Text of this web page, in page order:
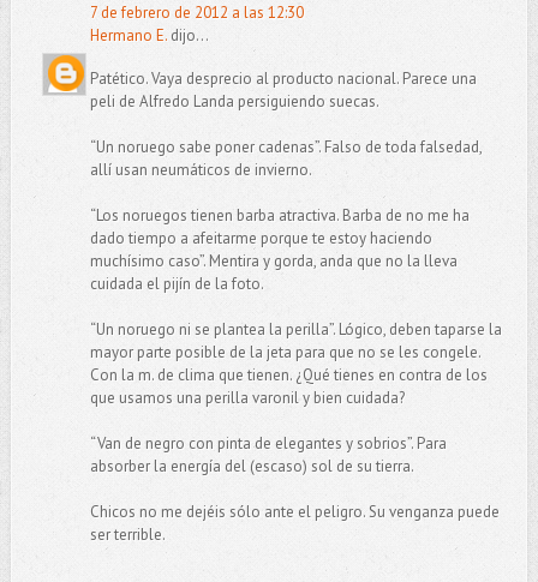
7 de febrero de 2012 a las 12:30
Hermano E.dijo...
Patético. Vaya desprecio al producto nacional. Parece una
peli de Alfredo Landa persiguiendo suecas.
“Un noruego sabe poner cadenas”. Falso de toda falsedad,
allí usan neumáticos de invierno.
“Los noruegos tienen barba atractiva. Barba de no me ha
dado tiempo a afeitarme porque te estoy haciendo
muchísimo caso”. Mentira y gorda, anda que no la lleva
cuidada el pijín de la foto.
“Un noruego ni se plantea la perilla”. Lógico, deben taparse la
mayor parte posible de la jeta para que no se les congele.
Con la m. de clima que tienen. ¿Qué tienes en contra de los
que usamos una perilla varonil y bien cuidada?
“Van de negro con pinta de elegantes y sobrios”. Para
absorber la energía del (escaso) sol de su tierra.
Chicos no me dejéis sólo ante el peligro. Su venganza puede
ser terrible.